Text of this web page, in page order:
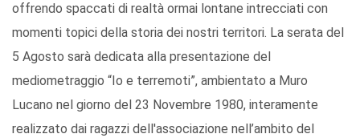
offrendo spaccati di realtà ormai lontane intrecciati con
momenti topici della storia dei nostri territori. La serata del
5 Agosto sarà dedicata alla presentazione del
mediometraggio “Io e terremoti”, ambientato a Muro
Lucano nel giorno del 23 Novembre 1980, interamente
realizzato dai ragazzi dell'associazione nell’ambito del